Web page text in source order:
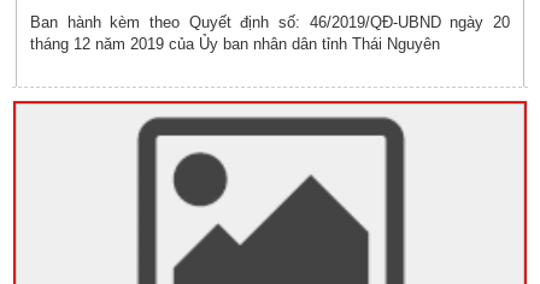
Ban hành kèm theo Quyết định số: 46/2019/QĐ-UBND ngày 20
tháng 12 năm 2019 của Ủy ban nhân dân tỉnh Thái Nguyên